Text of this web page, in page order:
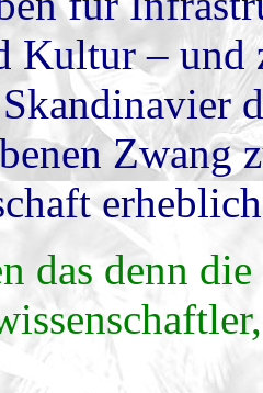
Kultur – und
Zwang
das denn